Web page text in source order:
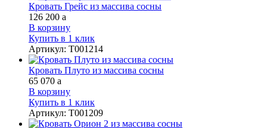
Кровать Грейс из массива сосны
126 200 a
В корзину
Купить в 1 клик
Артикул: Т001214
Кровать Плуто из массива сосны
65 070 a
В корзину
Купить в 1 клик
Артикул: Т001209